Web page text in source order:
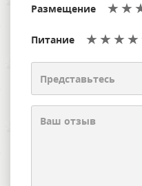
Размещение
Питание